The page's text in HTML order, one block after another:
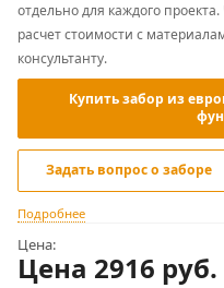
отдельно для каждого
расчет стоимости с
консультанту.
Купить забор из
Задать вопрос о заборе
Подробнее
Цена:
Цена 2916 руб.